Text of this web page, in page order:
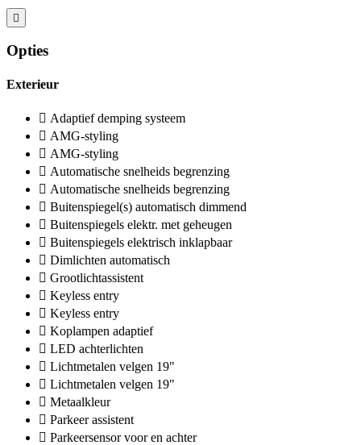
Opties
Exterieur
Adaptief demping systeem
AMG-styling
AMG-styling
Automatische snelheids begrenzing
Automatische snelheids begrenzing
Buitenspiegel(s) automatisch dimmend
Buitenspiegels elektr. met geheugen
Buitenspiegels elektrisch inklapbaar
Dimlichten automatisch
Grootlichtassistent
Keyless entry
Keyless entry
Koplampen adaptief
LED achterlichten
Lichtmetalen velgen 19"
Lichtmetalen velgen 19"
Metaalkleur
Parkeer assistent
Parkeersensor voor en achter